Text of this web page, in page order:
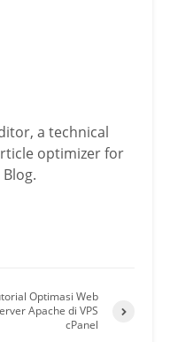
a technical
optimizer for
Optimasi Web
Apache di VPS
cPanel